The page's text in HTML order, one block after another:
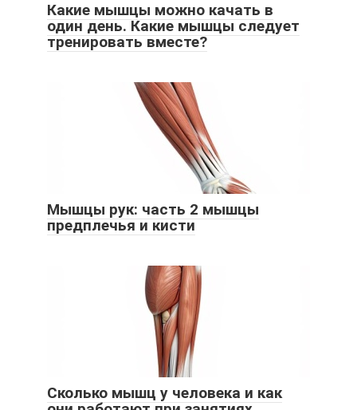
Какие мышцы можно качать в
один день. Какие мышцы следует
тренировать вместе?
Мышцы рук: часть 2 мышцы
предплечья и кисти
Сколько мышц у человека и как